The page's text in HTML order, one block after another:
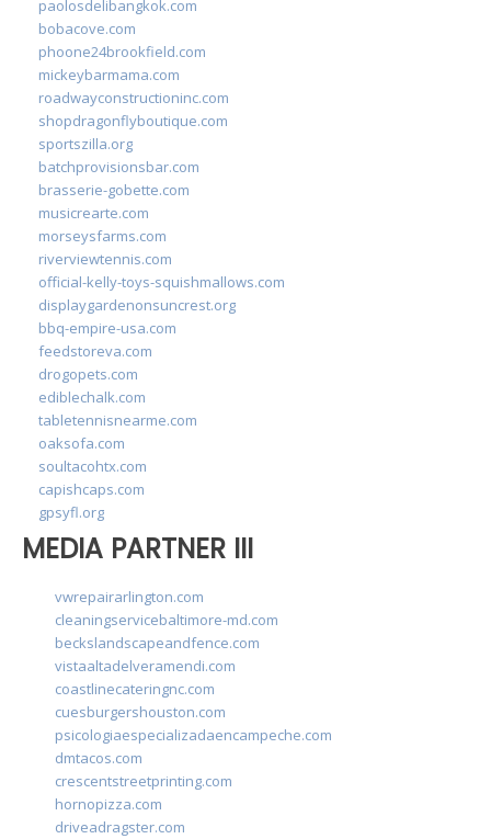
paolosdelibangkok.com
bobacove.com
phoone24brookfield.com
mickeybarmama.com
roadwayconstructioninc.com
shopdragonflyboutique.com
sportszilla.org
batchprovisionsbar.com
brasserie-gobette.com
musicrearte.com
morseysfarms.com
riverviewtennis.com
official-kelly-toys-squishmallows.com
displaygardenonsuncrest.org
bbq-empire-usa.com
feedstoreva.com
drogopets.com
ediblechalk.com
tabletennisnearme.com
oaksofa.com
soultacohtx.com
capishcaps.com
gpsyfl.org
MEDIA PARTNER III
vwrepairarlington.com
cleaningservicebaltimore-md.com
beckslandscapeandfence.com
vistaaltadelveramendi.com
coastlinecateringnc.com
cuesburgershouston.com
psicologiaespecializadaencampeche.com
dmtacos.com
crescentstreetprinting.com
hornopizza.com
driveadragster.com